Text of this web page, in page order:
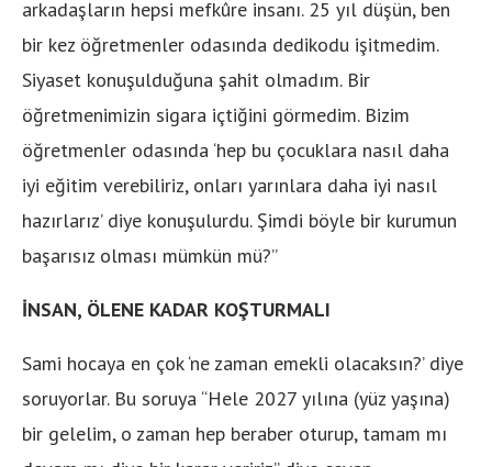
arkadaşların hepsi mefkûre insanı. 25 yıl düşün, ben
bir kez öğretmenler odasında dedikodu işitmedim.
Siyaset konuşulduğuna şahit olmadım. Bir
öğretmenimizin sigara içtiğini görmedim. Bizim
öğretmenler odasında ‘hep bu çocuklara nasıl daha
iyi eğitim verebiliriz, onları yarınlara daha iyi nasıl
hazırlarız’ diye konuşulurdu. Şimdi böyle bir kurumun
başarısız olması mümkün mü?”
İNSAN, ÖLENE KADAR KOŞTURMALI
Sami hocaya en çok ‘ne zaman emekli olacaksın?’ diye
soruyorlar. Bu soruya “Hele 2027 yılına (yüz yaşına)
bir gelelim, o zaman hep beraber oturup, tamam mı